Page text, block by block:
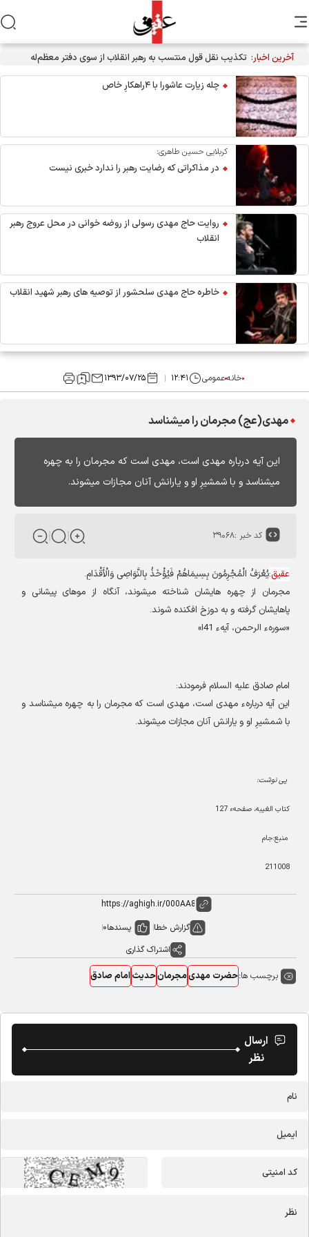
آخرین اخبار: تکذیب نقل قول منتسب به رهبر انقلاب از سوی دفتر معظم‌له
چله زیارت عاشورا با ۴راهکارِ خاص
کربلایی حسین طاهری:
در مذاکراتی که رضایت رهبر را ندارد خبری نیست
روایت حاج مهدی رسولی از روضه خوانی در محل عروج رهبر
انقلاب
خاطره حاج مهدی سلحشور از توصیه های رهبر شهید انقلاب
خانهعمومی ۱۲:۴۱ ۱۳۹۳/۰۷/۲۵
مهدی(عج) مجرمان را میشناسد
این آیه درباره مهدی است، مهدی است که مجرمان را به چهره
میشناسد و با شمشیرِ او و یارانش آنان مجازات میشوند.
کد خبر :۳۹۰۶۸
عقیق:یُعْرَفُ الْمُجْرِمُونَ بِسِیمَاهُمْ فَیُؤْخَذُ بِالنَّوَاصِی وَالْأَقْدَامِ.
مجرمان از چهره هایشان شناخته میشوند، آنگاه از موهای پیشانی و
پاهایشان گرفته و به دوزخ افکنده شوند.
سورهء الرحمن، آیهء 41ا »
امام صادق علیه السلام فرمودند:
این آیه دربارهء مهدی است، مهدی است که مجرمان را به چهره میشناسد و
با شمشیرِ او و یارانش آنان مجازات میشوند.
پی نوشت:
کتاب الغیبه، صفحهء 127
منبع:جام
211008
گزارش خطا پسندها0
اشتراک گذاری
برچسب ها:حضرت مهدیمجرمانحدیثامام صادق
ارسال
نظر